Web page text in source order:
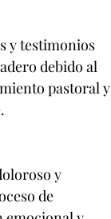
y testimonios
debido al
pastoral y
y
de